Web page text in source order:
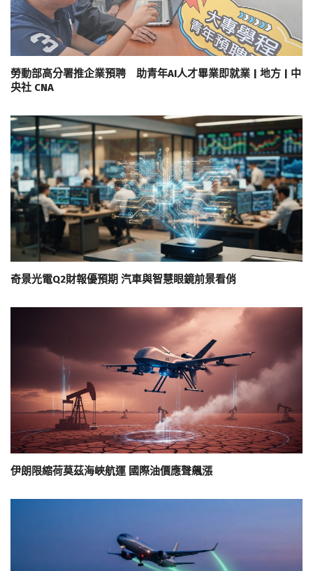
勞動部高分署推企業預聘 助青年AI人才畢業即就業 | 地方 | 中
央社 CNA
奇景光電Q2財報優預期 汽車與智慧眼鏡前景看俏
伊朗限縮荷莫茲海峽航運 國際油價應聲飆漲